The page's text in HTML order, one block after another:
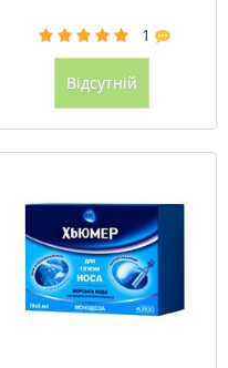
1
Відсутній